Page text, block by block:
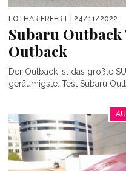
LOTHAR ERFERT | 24/11/2022
Subaru Outback
Outback
Der Outback ist das größte
geräumigste. Test Subaru